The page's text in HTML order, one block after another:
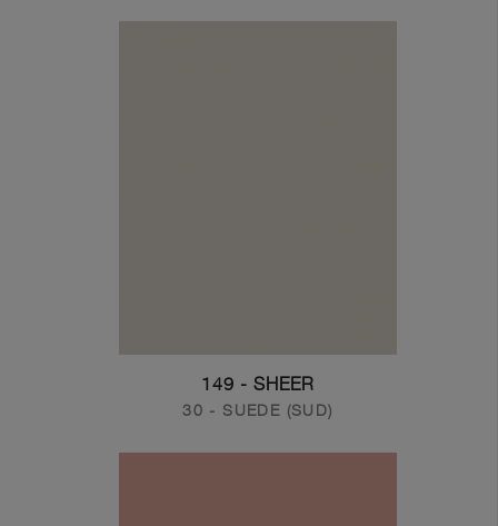
149 - SHEER
30 - SUEDE (SUD)